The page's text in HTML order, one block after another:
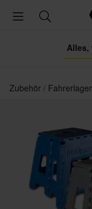
Alles,
Zubehör